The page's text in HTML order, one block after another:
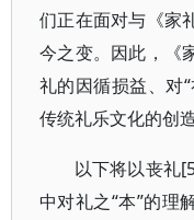
们正在面对与《家
今之变。因此，《
礼的因循损益、对
传统礼乐文化的创
以下将以丧礼
中对礼之“本”的理